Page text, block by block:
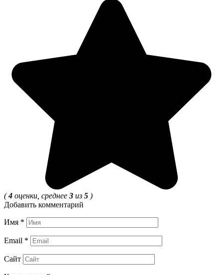
(4 оценки, среднее 3 из 5 )
Добавить комментарий
Имя *
Email *
Сайт